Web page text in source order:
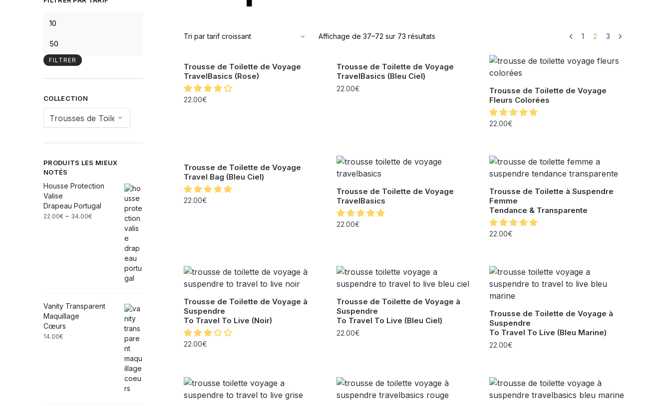
Affichage de 37–72 sur 73 résultats 1 2 3
Trousse de Toilette de Voyage
TravelBasics (Rose)
22.00€
Trousse de Toilette de Voyage
TravelBasics (Bleu Ciel)
22.00€
Trousse de Toilette de Voyage
Fleurs Colorées
22.00€
Trousse de Toilette de Voyage
Travel Bag (Bleu Ciel)
22.00€
Trousse de Toilette de Voyage
TravelBasics
22.00€
Trousse de Toilette à Suspendre
Femme
Tendance & Transparente
22.00€
Trousse de Toilette de Voyage à
Suspendre
To Travel To Live (Noir)
22.00€
Trousse de Toilette de Voyage à
Suspendre
To Travel To Live (Bleu Ciel)
22.00€
Trousse de Toilette de Voyage à
Suspendre
To Travel To Live (Bleu Marine)
22.00€
FILTRER
COLLECTION
PRODUITS LES MIEUX
NOTÉS
Housse Protection
Valise
Drapeau Portugal
22.00€ – 34.00€
Vanity Transparent
Maquillage
Cœurs
14.00€